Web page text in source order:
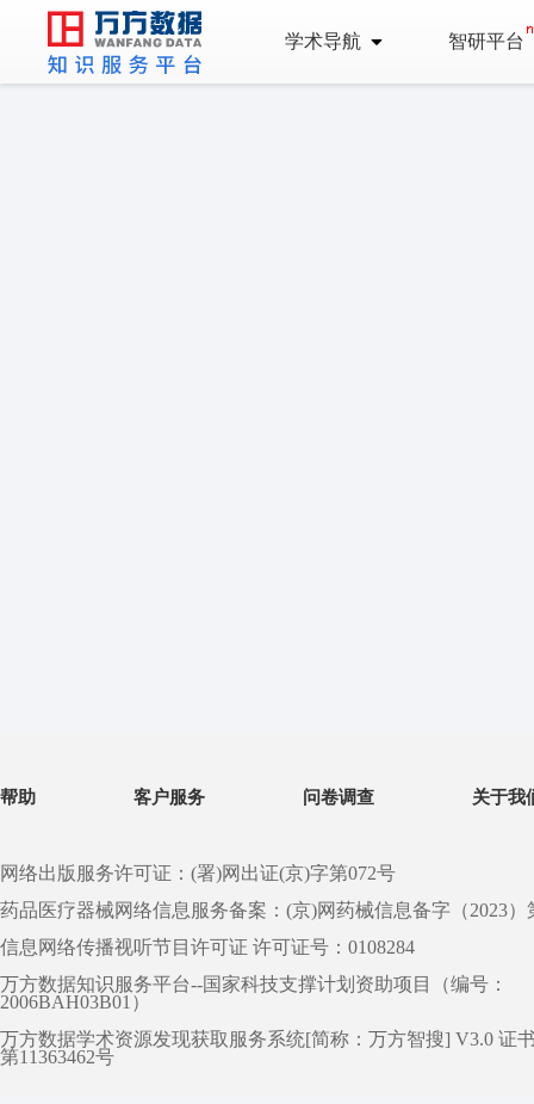
学术导航 智研平台
帮助 客户服务 问卷调查 关于我
网络出版服务许可证：(署)网出证(京)字第072号
药品医疗器械网络信息服务备案：(京)网药械信息备字（2023）
信息网络传播视听节目许可证 许可证号：0108284
万方数据知识服务平台--国家科技支撑计划资助项目（编号：
2006BAH03B01）
万方数据学术资源发现获取服务系统[简称：万方智搜] V3.0 证
第11363462号